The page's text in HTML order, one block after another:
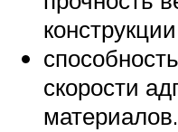
скорости
материалов.